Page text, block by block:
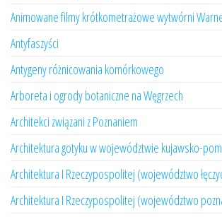
Animowane filmy krótkometrażowe wytwórni
Antyfaszyści
Antygeny różnicowania komórkowego
Arboreta i ogrody botaniczne na Węgrzech
Architekci związani z Poznaniem
Architektura gotyku w województwie kujawsko-
Architektura I Rzeczypospolitej (województwo
Architektura I Rzeczypospolitej (województwo